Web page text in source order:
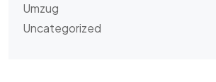
Umzug
Uncategorized